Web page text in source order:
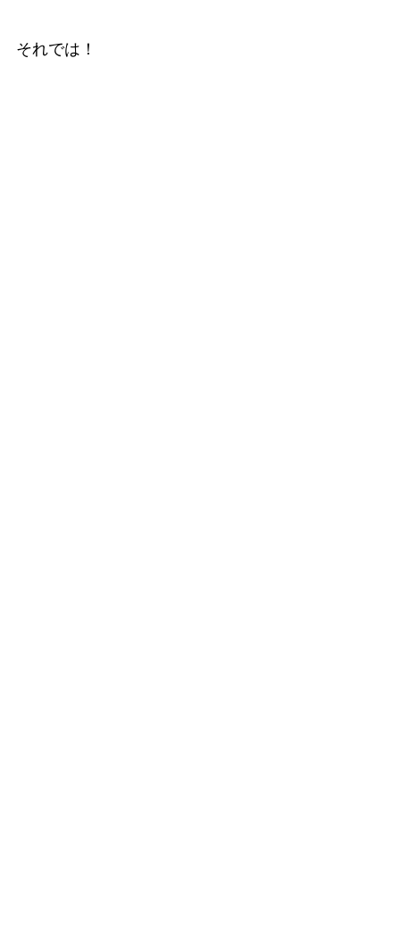
それでは！